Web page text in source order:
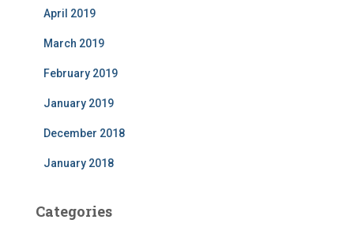
April 2019
March 2019
February 2019
January 2019
December 2018
January 2018
Categories